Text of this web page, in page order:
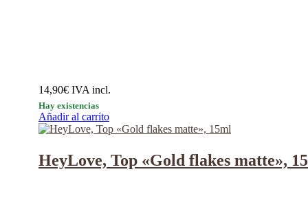
14,90€ IVA incl.
Hay existencias
Añadir al carrito
HeyLove, Top «Gold flakes matte»,